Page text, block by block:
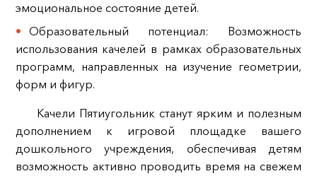
эмоциональное состояние детей.
Образовательный потенциал: Возможность
использования качелей в рамках образовательных
программ, направленных на изучение геометрии,
форм и фигур.
Качели Пятиугольник станут ярким и полезным
дополнением к игровой площадке вашего
дошкольного учреждения, обеспечивая детям
возможность активно проводить время на свежем